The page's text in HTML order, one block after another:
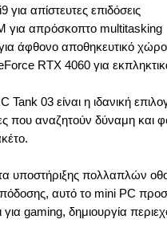
για απίστευτες επιδόσεις
για απρόσκοπτο multitasking
άφθονο αποθηκευτικό χώρο
RTX 4060 για
Tank 03 είναι η ιδανική
που αναζητούν δύναμη και
υποστήριξης πολλαπλών
αυτό το mini PC
για gaming, δημιουργία